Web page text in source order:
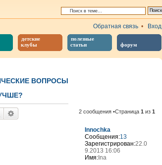
детские
клубы
полезные
статьи
форум
Обратная связь • Вход
ВОПРОСЫ
Поиск Расширенный поиск2 сообщения •Страница 1 из 1
Innochka
Сообщения:13
Зарегистрирован:22.0
9.2013 16:06
Имя: Ina